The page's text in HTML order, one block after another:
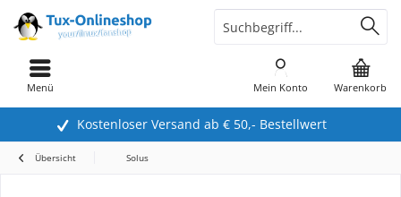
Kostenloser Versand ab € 50,- Bestellwert
Warenkorb
Mein Konto
Menü
Übersicht Solus